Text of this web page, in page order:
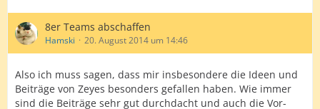
8er Teams abschaffen
Hamski 20. August 2014 um 14:46
Also ich muss sagen, dass mir insbesondere die Ideen und
Beiträge von Zeyes besonders gefallen haben. Wie immer
sind die Beiträge sehr gut durchdacht und auch die Vor-